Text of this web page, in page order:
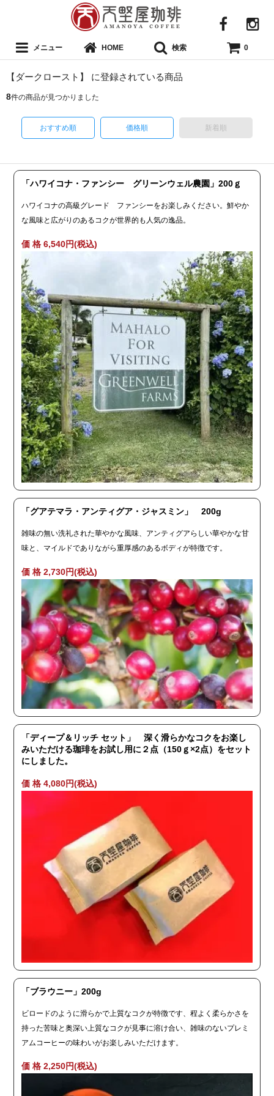
メニュー HOME 検索 0
【ダークロースト】 に登録されている商品
8件の商品が見つかりました
おすすめ順 価格順 新着順
「ハワイコナ・ファンシー グリーンウェル農園」200ｇ
ハワイコナの高級グレード ファンシーをお楽しみください。鮮やか
な風味と広がりのあるコクが世界的も人気の逸品。
価 格 6,540円(税込)
「グアテマラ・アンティグア・ジャスミン」 200g
雑味の無い洗礼された華やかな風味、アンティグアらしい華やかな甘
味と、マイルドでありながら重厚感のあるボディが特徴です。
価 格 2,730円(税込)
「ディープ＆リッチ セット」 深く滑らかなコクをお楽し
みいただける珈琲をお試し用に２点（150ｇ×2点）をセット
にしました。
価 格 4,080円(税込)
「ブラウニー」200g
ビロードのように滑らかで上質なコクが特徴です、程よく柔らかさを
持った苦味と奥深い上質なコクが見事に溶け合い、雑味のないプレミ
アムコーヒーの味わいがお楽しみいただけます。
価 格 2,250円(税込)